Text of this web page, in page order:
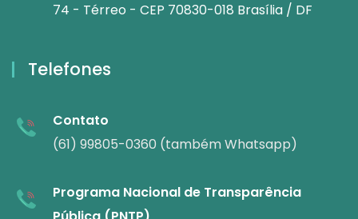
74 - Térreo - CEP 70830-018 Brasília / DF
Telefones
Contato
(61) 99805-0360 (também Whatsapp)
Programa Nacional de Transparência